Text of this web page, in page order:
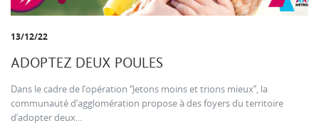
13/12/22
ADOPTEZ DEUX POULES
Dans le cadre de l’opération ‘‘Jetons moins et trions mieux’’, la
communauté d’agglomération propose à des foyers du territoire
d’adopter deux...